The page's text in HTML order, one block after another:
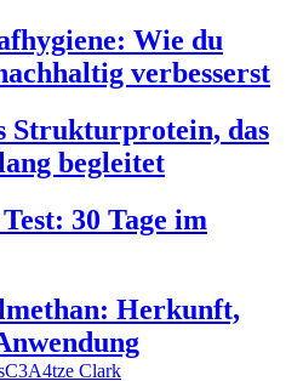
Wie du
verbesserst
Strukturprotein, das
begleitet
30 Tage im
Herkunft,